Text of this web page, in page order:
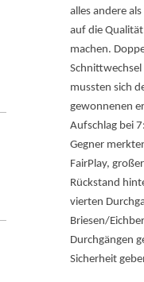
alles andere
auf die
machen.
mussten sich
gewonnenen
Aufschlag bei
Gegner
FairPlay,
Rückstand
vierten
Briesen/
Durchgängen
Sicherheit